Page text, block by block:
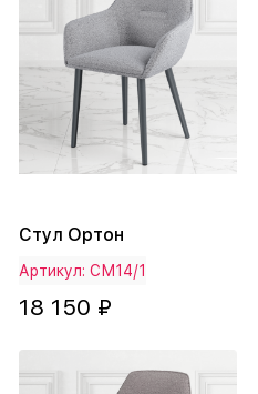
Стул Ортон
Артикул: СМ14/1
18 150 ₽